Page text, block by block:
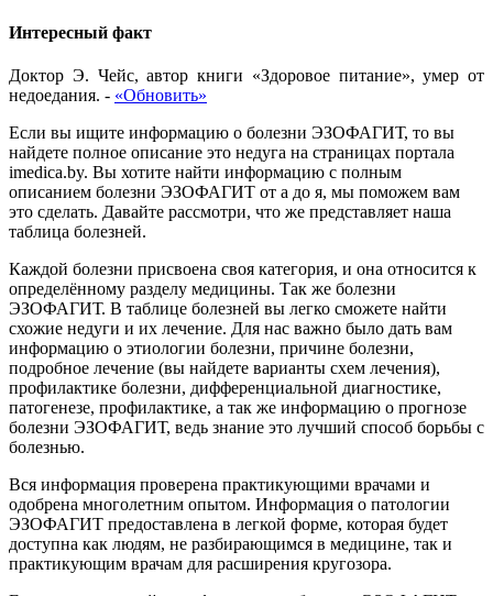
Интересный факт
Доктор Э. Чейс, автор книги «Здоровое питание», умер от
недоедания. - «Обновить»
Если вы ищите информацию о болезни ЭЗОФАГИТ, то вы
найдете полное описание это недуга на страницах портала
imedica.by. Вы хотите найти информацию с полным
описанием болезни ЭЗОФАГИТ от а до я, мы поможем вам
это сделать. Давайте рассмотри, что же представляет наша
таблица болезней.
Каждой болезни присвоена своя категория, и она относится к
определённому разделу медицины. Так же болезни
ЭЗОФАГИТ. В таблице болезней вы легко сможете найти
схожие недуги и их лечение. Для нас важно было дать вам
информацию о этиологии болезни, причине болезни,
подробное лечение (вы найдете варианты схем лечения),
профилактике болезни, дифференциальной диагностике,
патогенезе, профилактике, а так же информацию о прогнозе
болезни ЭЗОФАГИТ, ведь знание это лучший способ борьбы с
болезнью.
Вся информация проверена практикующими врачами и
одобрена многолетним опытом. Информация о патологии
ЭЗОФАГИТ предоставлена в легкой форме, которая будет
доступна как людям, не разбирающимся в медицине, так и
практикующим врачам для расширения кругозора.